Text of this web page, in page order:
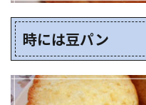
時には豆パン